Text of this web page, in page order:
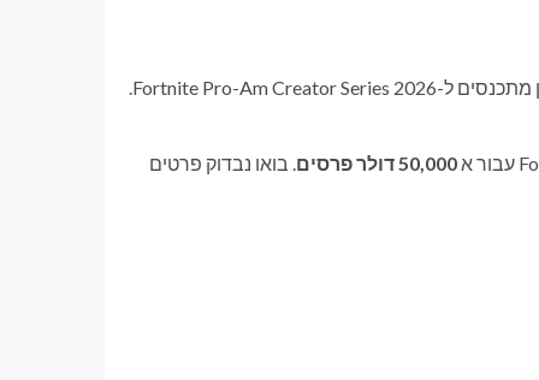
כמה מהשחקנים התחרותיים הגדולים ביותר של Fortnite ויצירת תוכן מתכנסים ל-Fortnite Pro-Am Creator Series 2026.
50,000 דולר פרסים
. בואו נבדוק פרטים